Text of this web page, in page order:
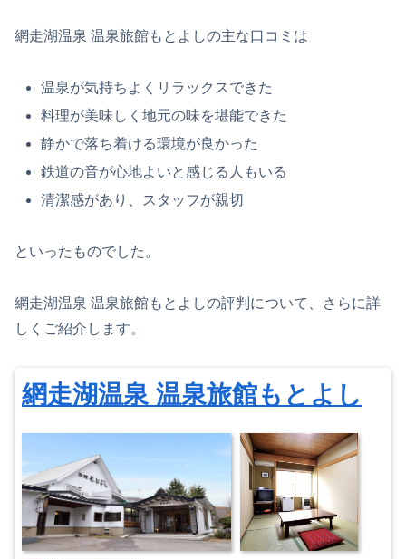
網走湖温泉 温泉旅館もとよしの主な口コミは
温泉が気持ちよくリラックスできた
料理が美味しく地元の味を堪能できた
静かで落ち着ける環境が良かった
鉄道の音が心地よいと感じる人もいる
清潔感があり、スタッフが親切
といったものでした。
網走湖温泉 温泉旅館もとよしの評判について、さらに詳
しくご紹介します。
網走湖温泉 温泉旅館もとよし